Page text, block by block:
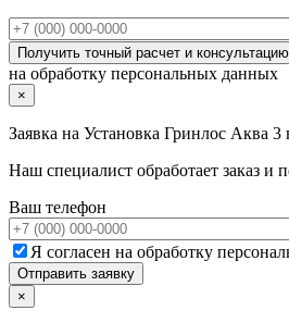
на обработку персональных данных
×
Заявка на Установка Гринлос Аква
Наш специалист обработает заказ и
Ваш телефон
Я согласен на обработку
×